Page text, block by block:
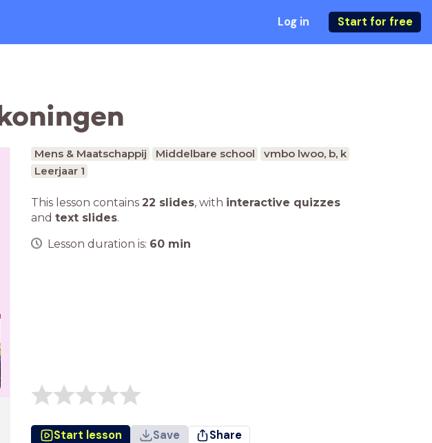
Log in Start for free
Mens & Maatschappij Middelbare school
vmbo lwoo, b, k
Leerjaar 1
This lesson contains 22 slides, with interactive quizzes
and text slides.
Lesson duration is: 60 min
Start lesson Save Share